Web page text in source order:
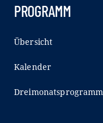
PROGRAMM
Übersicht
Kalender
Dreimonatsprogramm